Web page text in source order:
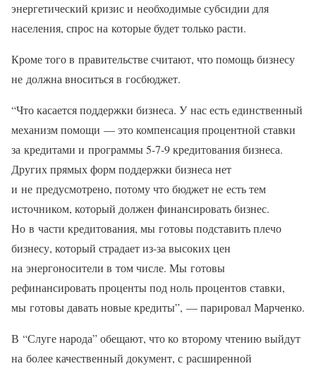
энергетический кризис и необходимые субсидии для
населения, спрос на которые будет только расти.
Кроме того в правительстве считают, что помощь бизнесу
не должна вноситься в госбюджет.
“Что касается поддержки бизнеса. У нас есть единственный
механизм помощи — это компенсация процентной ставки
за кредитами и программы 5-7-9 кредитования бизнеса.
Других прямых форм поддержки бизнеса нет
и не предусмотрено, потому что бюджет не есть тем
источником, который должен финансировать бизнес.
Но в части кредитования, мы готовы подставить плечо
бизнесу, который страдает из-за высоких цен
на энергоносители в том числе. Мы готовы
рефинансировать проценты под ноль процентов ставки,
мы готовы давать новые кредиты”, — парировал Марченко.
В “Слуге народа” обещают, что ко второму чтению выйдут
на более качественный документ, с расширенной